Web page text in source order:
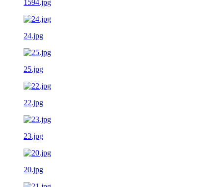
1594.jpg
24.jpg
25.jpg
22.jpg
23.jpg
20.jpg